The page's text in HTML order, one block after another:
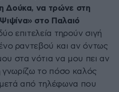
Δούκα, να τρώνε στη
στο Παλαιό
επιτελεία τηρούν σιγή
ραντεβού και αν όντως
στα νότια να μου πει αν
γνωρίζω το πόσο καλός
μετά από τηλέφωνα που